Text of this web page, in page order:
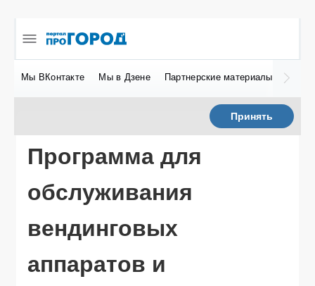
Мы ВКонтакте Мы в Дзене Партнерские материалы Мы в
Принять
Программа для
обслуживания
вендинговых
аппаратов и